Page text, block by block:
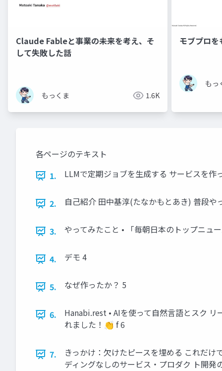
Claude Fableと事業の未来を考え、そ
して失敗した話
もっくま 1.6K
モブプロ
もっ
各ページのテキスト
1.
LLMで定期ジョブを生成する サービスを
2. 自己紹介 田中基淳(たなかもとあき) 普段や
3. やってみたこと • 「毎朝日本のトップニュ
4. デモ 4
5. なぜ作ったか？ 5
6.
Hanabi.rest • AIを使って自然言語とスク
れました！👏 f 6
7.
きっかけ：欠けたピースを埋める これだ
ディングなしのサービス・プロダク ト開発